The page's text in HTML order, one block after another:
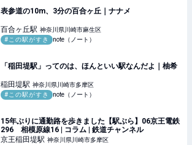
表参道の10m、3分の百合ヶ丘｜ナナメ
百合ヶ丘駅 神奈川県川崎市麻生区
#この駅がすき
note（ノート）
「稲田堤駅」ってのは、ほんといい駅なんだよ｜柚希
稲田堤駅 神奈川県川崎市多摩区
#この駅がすき
note（ノート）
15年ぶりに通勤路を歩きました【駅ぶら】06京王電鉄
296 相模原線16 | コラム | 鉄道チャンネル
京王稲田堤駅 神奈川県川崎市多摩区